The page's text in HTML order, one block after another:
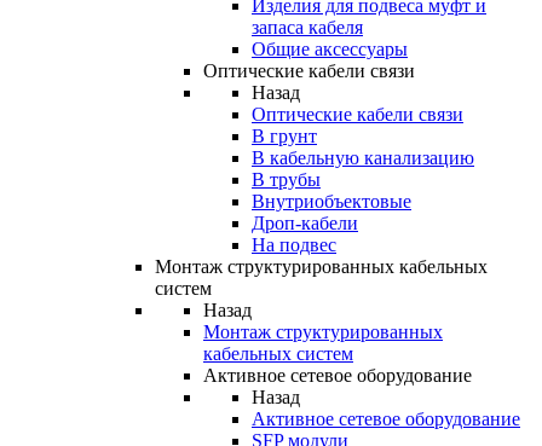
Изделия для подвеса муфт и
запаса кабеля
Общие аксессуары
Оптические кабели связи
Назад
Оптические кабели связи
В грунт
В кабельную канализацию
В трубы
Внутриобъектовые
Дроп-кабели
На подвес
Монтаж структурированных кабельных
систем
Назад
Монтаж структурированных
кабельных систем
Активное сетевое оборудование
Назад
Активное сетевое оборудование
SFP модули